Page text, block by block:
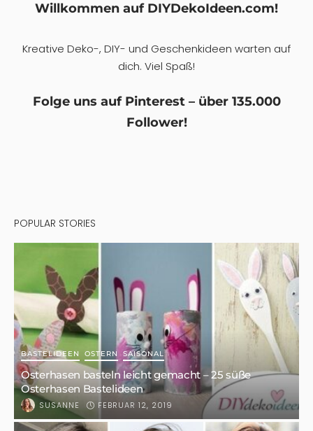
Willkommen auf DIYDekoIdeen.com!
Kreative Deko-, DIY- und Geschenkideen warten auf
dich. Viel Spaß!
Folge uns auf Pinterest – über 135.000
Follower!
POPULAR STORIES
BASTELIDEEN OSTERN SAISONAL
Osterhasen basteln leicht gemacht – 25 süße
Osterhasen Bastelideen
SUSANNE FEBRUAR 12, 2019